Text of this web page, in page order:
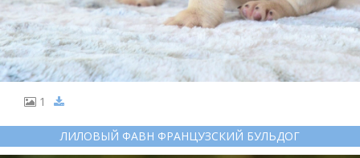
1
ЛИЛОВЫЙ ФАВН ФРАНЦУЗСКИЙ БУЛЬДОГ